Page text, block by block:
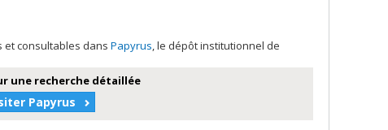
et consultables dans Papyrus, le dépôt institutionnel de
une recherche détaillée
Papyrus